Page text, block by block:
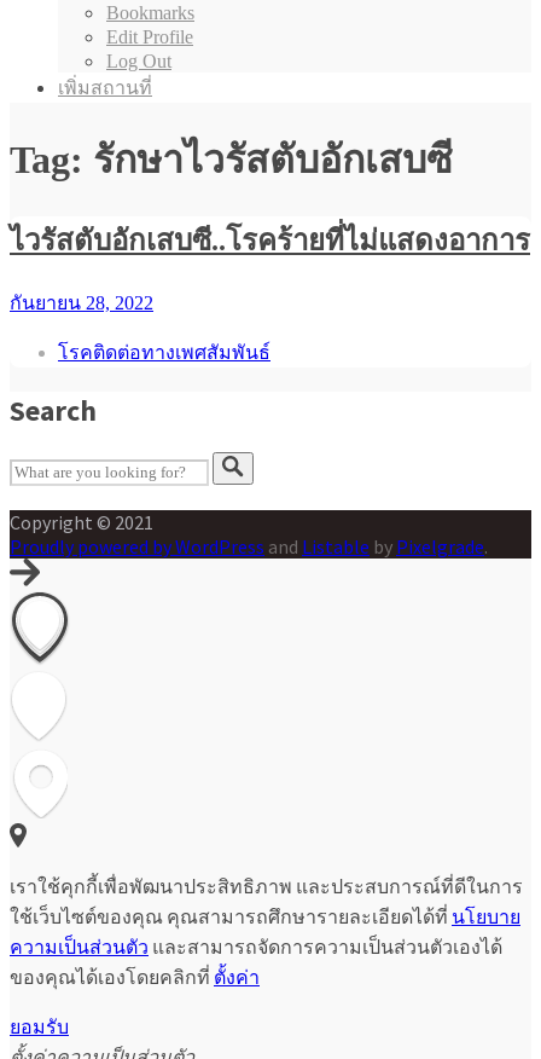
Bookmarks
Edit Profile
Log Out
เพิ่มสถานที่
Tag: รักษาไวรัสตับอักเสบซี
ไวรัสตับอักเสบซี..โรคร้ายที่ไม่แสดงอาการ
กันยายน 28, 2022
โรคติดต่อทางเพศสัมพันธ์
Search
Copyright © 2021
Proudly powered by WordPress and Listable by Pixelgrade.
เราใช้คุกกี้เพื่อพัฒนาประสิทธิภาพ และประสบการณ์ที่ดีในการ
ใช้เว็บไซต์ของคุณ คุณสามารถศึกษารายละเอียดได้ที่ นโยบาย
ความเป็นส่วนตัว และสามารถจัดการความเป็นส่วนตัวเองได้
ของคุณได้เองโดยคลิกที่ ตั้งค่า
ยอมรับ